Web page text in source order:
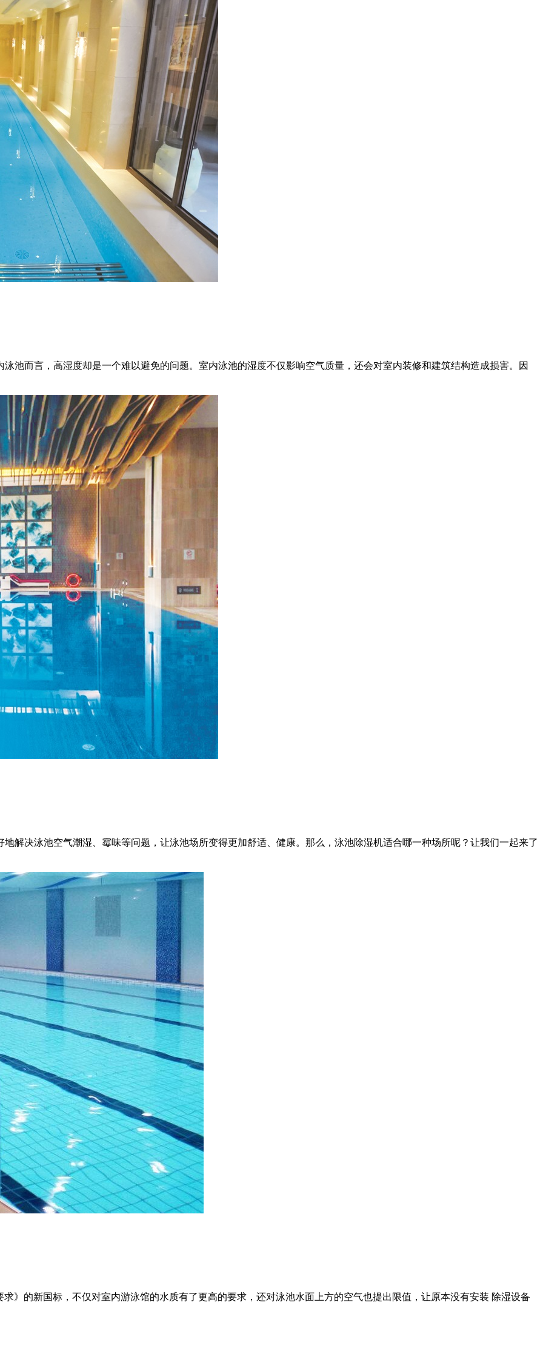
池而言，高湿度却是一个难以避免的问题。室内泳池的湿度不仅影响空气质量，还会对室内装修和建筑结构造成损害。因
解决泳池空气潮湿、霉味等问题，让泳池场所变得更加舒适、健康。那么，泳池除湿机适合哪一种场所呢？让我们一起来了
》的新国标，不仅对室内游泳馆的水质有了更高的要求，还对泳池水面上方的空气也提出限值，让原本没有安装 除湿设备